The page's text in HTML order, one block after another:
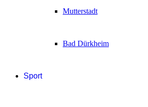
Mutterstadt
Bad Dürkheim
Sport